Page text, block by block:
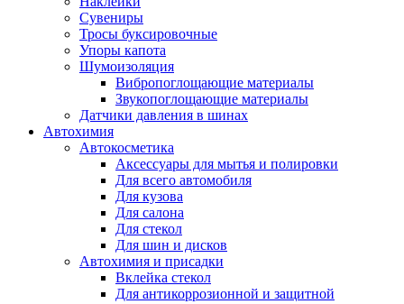
Сувениры
Тросы буксировочные
Упоры капота
Шумоизоляция
Вибропоглощающие материалы
Звукопоглощающие материалы
Датчики давления в шинах
Автохимия
Автокосметика
Аксессуары для мытья и полировки
Для всего автомобиля
Для кузова
Для салона
Для стекол
Для шин и дисков
Автохимия и присадки
Вклейка стекол
Для антикоррозионной и защитной